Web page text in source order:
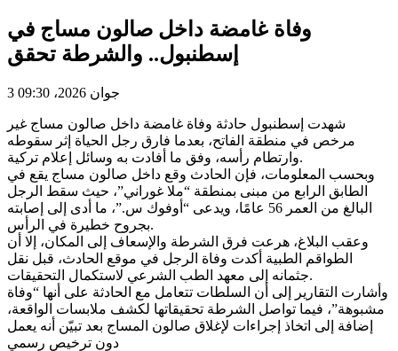
وفاة غامضة داخل صالون مساج في
إسطنبول.. والشرطة تحقق
3 جوان 2026، 09:30
شهدت إسطنبول حادثة وفاة غامضة داخل صالون مساج غير
مرخص في منطقة الفاتح، بعدما فارق رجل الحياة إثر سقوطه
وارتطام رأسه، وفق ما أفادت به وسائل إعلام تركية.
وبحسب المعلومات، فإن الحادث وقع داخل صالون مساج يقع في
الطابق الرابع من مبنى بمنطقة “ملا غوراني”، حيث سقط الرجل
البالغ من العمر 56 عامًا، ويدعى “أوفوك س.”، ما أدى إلى إصابته
بجروح خطيرة في الرأس.
وعقب البلاغ، هرعت فرق الشرطة والإسعاف إلى المكان، إلا أن
الطواقم الطبية أكدت وفاة الرجل في موقع الحادث، قبل نقل
جثمانه إلى معهد الطب الشرعي لاستكمال التحقيقات.
وأشارت التقارير إلى أن السلطات تتعامل مع الحادثة على أنها “وفاة
مشبوهة”، فيما تواصل الشرطة تحقيقاتها لكشف ملابسات الواقعة،
إضافة إلى اتخاذ إجراءات لإغلاق صالون المساج بعد تبيّن أنه يعمل
دون ترخيص رسمي